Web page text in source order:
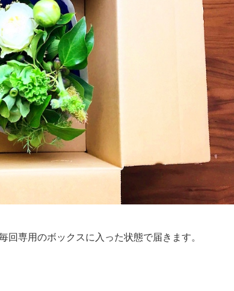
専用のボックスに入った状態で届きます。